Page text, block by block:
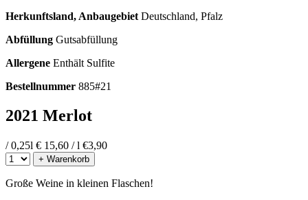
Herkunftsland, Anbaugebiet Deutschland, Pfalz
Abfüllung Gutsabfüllung
Allergene Enthält Sulfite
Bestellnummer 885#21
2021 Merlot
/ 0,25l € 15,60 / l €3,90
+ Warenkorb
Große Weine in kleinen Flaschen!